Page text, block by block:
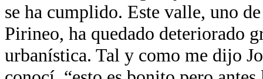
se ha cumplido. Este valle, uno
Pirineo, ha quedado deteriorado
urbanística. Tal y como me dijo